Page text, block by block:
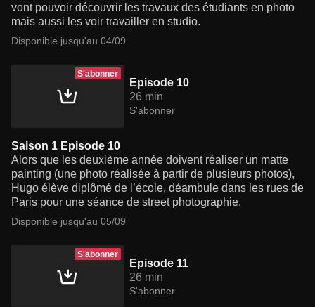
vont pouvoir découvrir les travaux des étudiants en photo
mais aussi les voir travailler en studio.
Disponible jusqu'au 04/09
S'abonner
Episode 10
26 min
S'abonner
Saison 1 Episode 10
Alors que les deuxième année doivent réaliser un matte
painting (une photo réalisée à partir de plusieurs photos),
Hugo élève diplômé de l’école, déambule dans les rues de
Paris pour une séance de street photographie.
Disponible jusqu'au 05/09
S'abonner
Episode 11
26 min
S'abonner